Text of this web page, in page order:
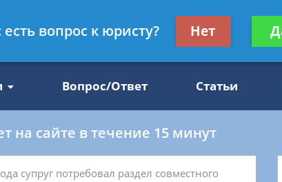
Получите
Вопрос/Ответ Статьи
на сайте в течение 15 минут
есть вопрос к юристу? Нет